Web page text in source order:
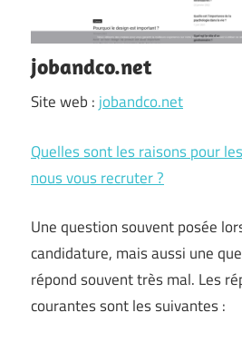
jobandco.net
Site web : jobandco.net
Quelles sont les raisons pour
nous vous recruter ?
Une question souvent posée
candidature, mais aussi une
répond souvent très mal. Les
courantes sont les suivantes :